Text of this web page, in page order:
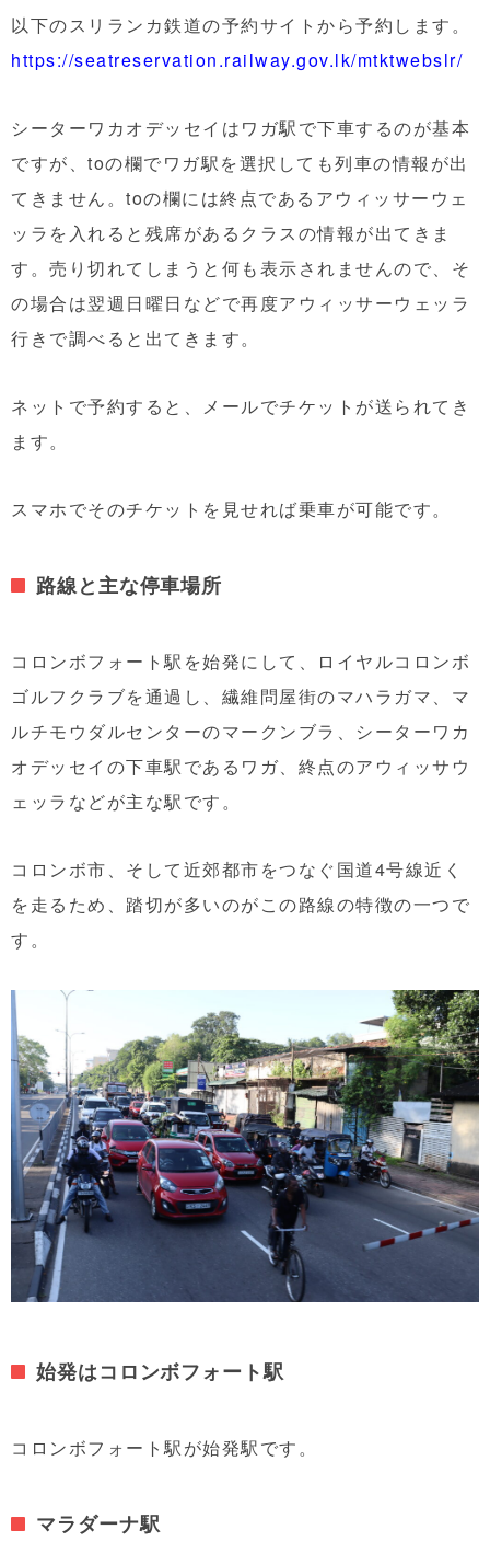
以下のスリランカ鉄道の予約サイトから予約します。
https://seatreservation.railway.gov.lk/mtktwebslr/
シーターワカオデッセイはワガ駅で下車するのが基本
ですが、toの欄でワガ駅を選択しても列車の情報が出
てきません。toの欄には終点であるアウィッサーウェ
ッラを入れると残席があるクラスの情報が出てきま
す。売り切れてしまうと何も表示されませんので、そ
の場合は翌週日曜日などで再度アウィッサーウェッラ
行きで調べると出てきます。
ネットで予約すると、メールでチケットが送られてき
ます。
スマホでそのチケットを見せれば乗車が可能です。
路線と主な停車場所
コロンボフォート駅を始発にして、ロイヤルコロンボ
ゴルフクラブを通過し、繊維問屋街のマハラガマ、マ
ルチモウダルセンターのマークンブラ、シーターワカ
オデッセイの下車駅であるワガ、終点のアウィッサウ
ェッラなどが主な駅です。
コロンボ市、そして近郊都市をつなぐ国道4号線近く
を走るため、踏切が多いのがこの路線の特徴の一つで
す。
始発はコロンボフォート駅
コロンボフォート駅が始発駅です。
マラダーナ駅